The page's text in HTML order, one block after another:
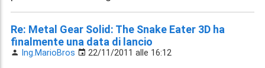
Re: Metal Gear Solid: The Snake Eater 3D ha
finalmente una data di lancio
Ing.MarioBros 22/11/2011 alle 16:12